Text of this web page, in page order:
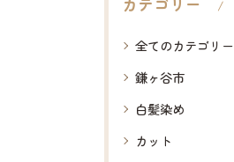
全てのカテゴリー
鎌ヶ谷市
白髪染め
カット